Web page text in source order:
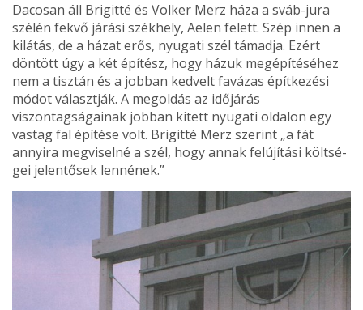
Dacosan áll Brigitté és Volker Merz háza a sváb-jura
szélén fekvő járási székhely, Aelen felett. Szép in­nen a
kilátás, de a házat erős, nyugati szél támadja. Ezért
döntött úgy a két építész, hogy házuk megépítéséhez
nem a tisztán és a jobban kedvelt favázas építkezési
módot választják. A megoldás az időjárás
viszontagságainak jobban kitett nyugati oldalon egy
vastag fal építése volt. Brigitté Merz szerint „a fát
annyira megviselné a szél, hogy annak felújítási költsé­
gei jelentősek lennének.”